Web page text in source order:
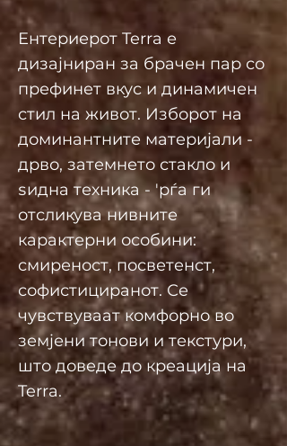
Ентериерот Terra е
дизајниран за брачен пар со
префинет вкус и динамичен
стил на живот. Изборот на
доминантните материјали -
дрво, затемнето стакло и
ѕидна техника - 'рѓа ги
отсликува нивните
карактерни особини:
смиреност, посветенст,
софистициранот. Се
чувствуваат комфорно во
земјени тонови и текстури,
што доведе до креација на
Terra.